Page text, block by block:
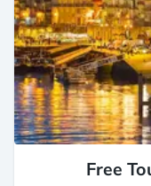
Free